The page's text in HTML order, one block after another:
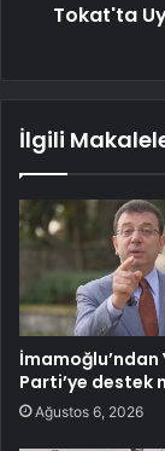
Tokat'ta
İlgili
İmamoğlu’ndan
Parti’ye destek
Ağustos 6, 2026